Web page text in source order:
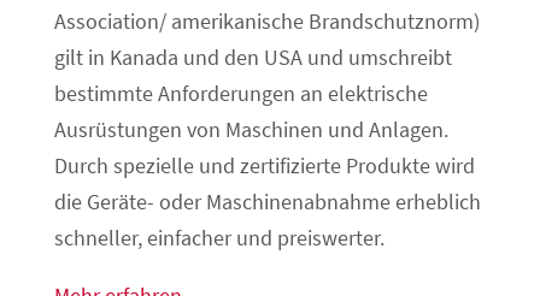
Association/ amerikanische Brandschutznorm)
gilt in Kanada und den USA und umschreibt
bestimmte Anforderungen an elektrische
Ausrüstungen von Maschinen und Anlagen.
Durch spezielle und zertifizierte Produkte wird
die Geräte- oder Maschinenabnahme erheblich
schneller, einfacher und preiswerter.